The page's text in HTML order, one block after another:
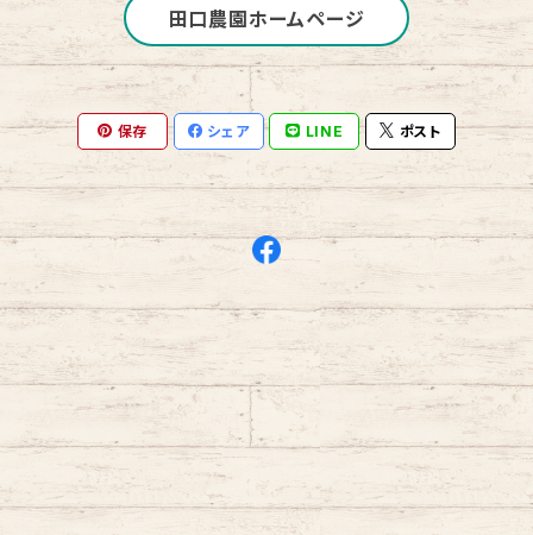
田口農園ホームページ
保存 シェア LINE ポスト